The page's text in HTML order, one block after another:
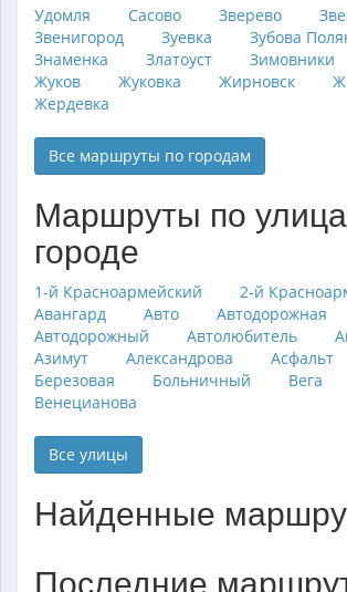
Удомля Сасово Зверево
Звенигород
Зуевка
Зубова
Знаменка
Златоуст Зимовники
Жуков
Жуковка Жирновск
Жердевка
Все маршруты по городам
Маршруты по
городе
1-й Красноармейский
2-й
Авангард
Авто
Автодорожная
Автодорожный
Автолюбитель
Азимут
Александрова Асфальт
Березовая
Больничный
Вега
Венецианова
Все улицы
Найденные
Последние